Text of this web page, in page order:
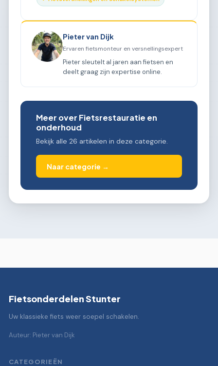
Pieter van Dijk
Ervaren fietsmonteur en versnellingsexpert
Pieter sleutelt al jaren aan fietsen en
deelt graag zijn expertise online.
Meer over Fietsrestauratie en
onderhoud
Bekijk alle 26 artikelen in deze categorie.
Naar categorie →
Fietsonderdelen Stunter
Uw klassieke fiets weer soepel schakelen.
Auteur: Pieter van Dijk
CATEGORIEËN